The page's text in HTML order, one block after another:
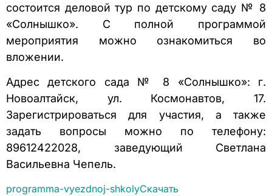
состоится деловой тур по детскому саду № 8
«Солнышко». С полной программой
мероприятия можно ознакомиться во
вложении.
Адрес детского сада № 8 «Солнышко»: г.
Новоалтайск, ул. Космонавтов, 17.
Зарегистрироваться для участия, а также
задать вопросы можно по телефону:
89612422028, заведующий Светлана
Васильевна Чепель.
programma-vyezdnoj-shkolyСкачать